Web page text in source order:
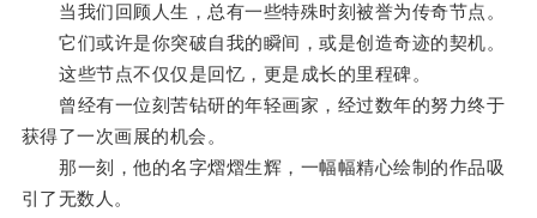
当我们回顾人生，总有一些特殊时刻被誉为传奇节点。
它们或许是你突破自我的瞬间，或是创造奇迹的契机。
这些节点不仅仅是回忆，更是成长的里程碑。
曾经有一位刻苦钻研的年轻画家，经过数年的努力终于
获得了一次画展的机会。
那一刻，他的名字熠熠生辉，一幅幅精心绘制的作品吸
引了无数人。